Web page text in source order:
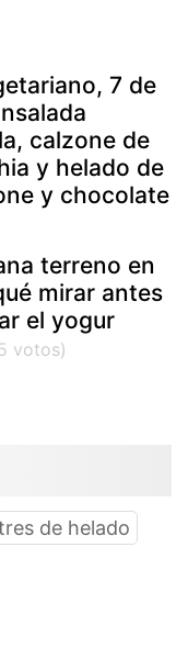
7 de
calzone de
y helado de
y chocolate
terreno en
mirar antes
el yogur
de helado